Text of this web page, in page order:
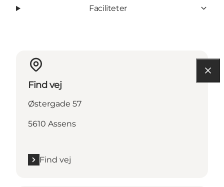
Faciliteter
Find vej
Østergade 57
5610 Assens
Find vej